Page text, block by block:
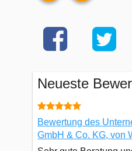
Neueste
Bewertung des
GmbH & Co. KG, von